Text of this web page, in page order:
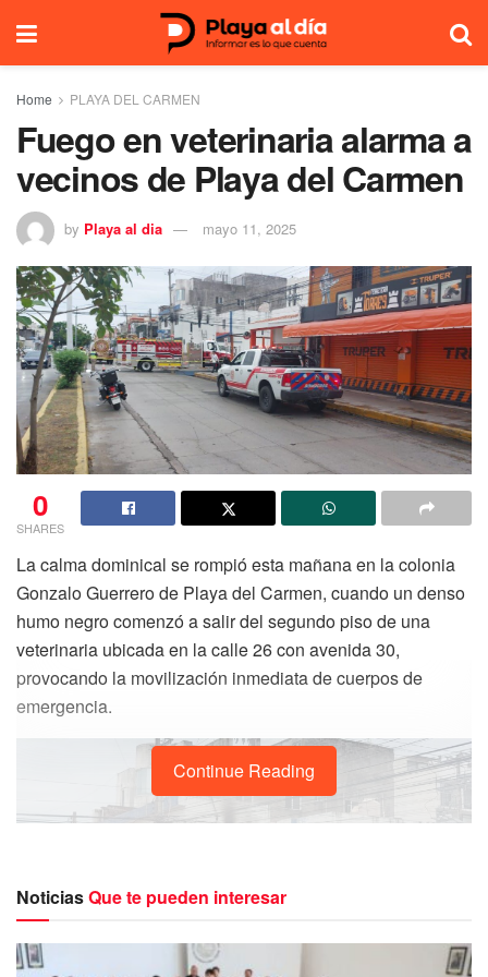
Home PLAYA DEL CARMEN
Fuego en veterinaria alarma a
vecinos de Playa del Carmen
by Playa al dia mayo 11, 2025
0
SHARES
La calma dominical se rompió esta mañana en la colonia
Gonzalo Guerrero de Playa del Carmen, cuando un denso
humo negro comenzó a salir del segundo piso de una
veterinaria ubicada en la calle 26 con avenida 30,
provocando la movilización inmediata de cuerpos de
emergencia.
Gracias al oportuno reporte ciudadano, elementos del
Continue Reading
NoticiasQue te pueden interesar